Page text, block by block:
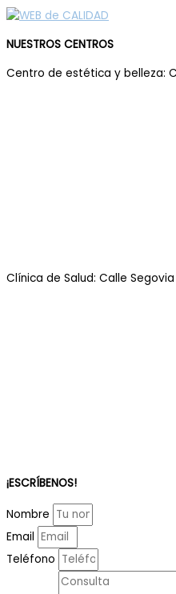
NUESTROS CENTROS
Centro de estética y belleza:
Clínica de Salud: Calle
¡ESCRÍBENOS!
Nombre
Email
Teléfono